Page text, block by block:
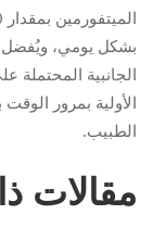
بشكل يومي، ويُفضل
الجانبية المحتملة
الأولية بمرور
الطبيب.
مقالات